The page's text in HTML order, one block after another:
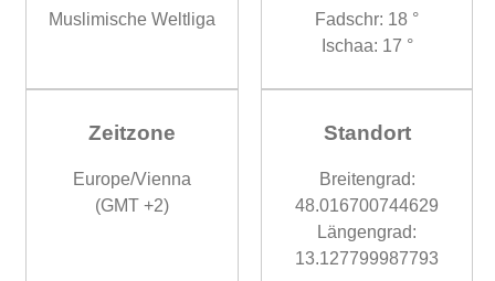
Muslimische Weltliga
Fadschr: 18 °
Ischaa: 17 °
Zeitzone
Europe/Vienna
(GMT +2)
Standort
Breitengrad:
48.016700744629
Längengrad:
13.127799987793